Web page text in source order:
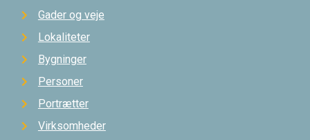
Gader og veje
Lokaliteter
Bygninger
Personer
Portrætter
Virksomheder